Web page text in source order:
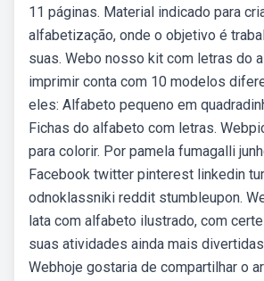
11 páginas. Material indicado para
alfabetização, onde o objetivo é
suas. Webo nosso kit com letras do
imprimir conta com 10 modelos
eles: Alfabeto pequeno em
Fichas do alfabeto com letras.
para colorir. Por pamela fumagalli
Facebook twitter pinterest linkedin
odnoklassniki reddit stumbleupon.
lata com alfabeto ilustrado, com
suas atividades ainda mais
Webhoje gostaria de compartilhar o